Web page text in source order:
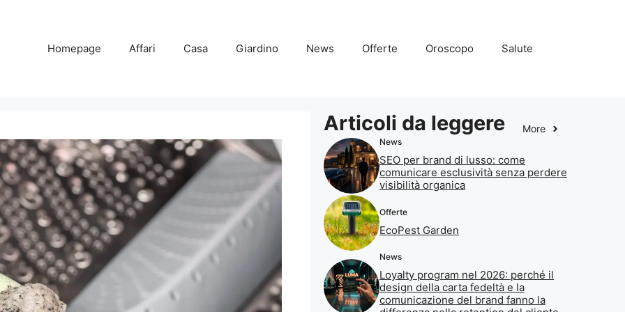
Homepage Affari Casa Giardino News Offerte Oroscopo Salute
Articoli da leggere More
News
SEO per brand di lusso: come
comunicare esclusività senza perdere
visibilità organica
Offerte
EcoPest Garden
News
Loyalty program nel 2026: perché il
design della carta fedeltà e la
comunicazione del brand fanno la